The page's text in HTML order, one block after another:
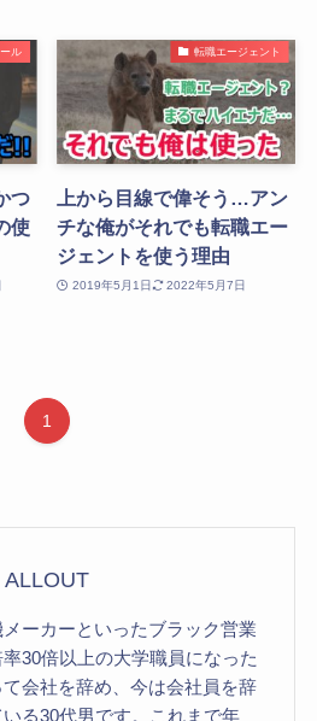
ル
つ
使
転職エージェント
上から目線で偉そう…アン
チな俺がそれでも転職エー
ジェントを使う理由
2019年5月1日 2022年5月7日
1
ALLOUT
ーカーといったブラック営業
30倍以上の大学職員になった
会社を辞め、今は会社員を辞
る30代男です。これまで年